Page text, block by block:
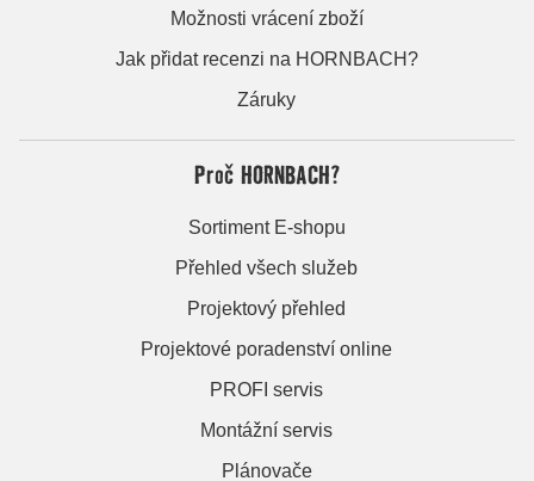
Možnosti vrácení zboží
Jak přidat recenzi na HORNBACH?
Záruky
Proč HORNBACH?
Sortiment E-shopu
Přehled všech služeb
Projektový přehled
Projektové poradenství online
PROFI servis
Montážní servis
Plánovače